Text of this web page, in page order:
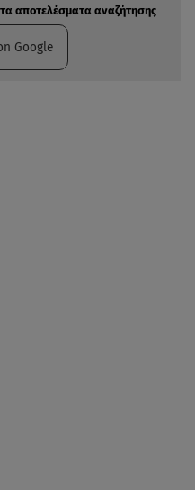
αποτελέσματα αναζήτησης
Google